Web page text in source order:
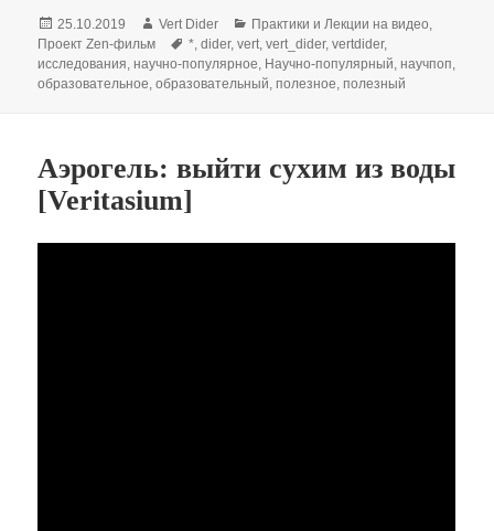
Опубликовано
25.10.2019 Автор
Vert Dider Рубрики
Практики и Лекции на видео,
Проект Zen-фильм
Метки
*,dider,vert,vert_dider,vertdider,
исследования,научно-популярное, Научно-популярный,научпоп,
образовательное,образовательный,полезное,полезный
Аэрогель: выйти сухим из воды
[Veritasium]